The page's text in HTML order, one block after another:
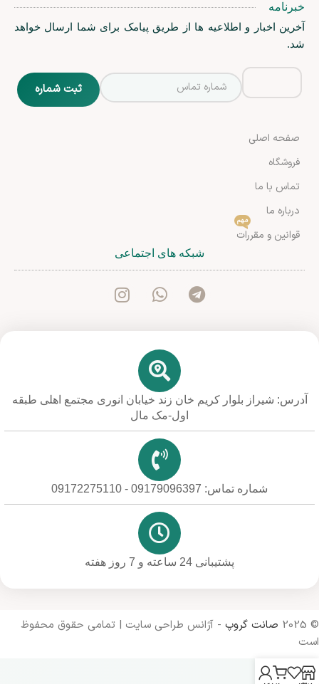
خبرنامه
آخرین اخبار و اطلاعیه ها از طریق پیامک برای شما ارسال خواهد
شد.
صفحه اصلی
فروشگاه
تماس با ما
درباره ما
قوانین و مقررات
مهم
شبکه های اجتماعی
آدرس: شیراز بلوار کریم خان زند خیابان انوری مجتمع اهلی طبقه
اول-مک مال
شماره تماس: 09179096397 - 09172275110
پشتیبانی 24 ساعته و 7 روز هفته
© 2025 صانت گروپ - آژانس طراحی سایت | تمامی حقوق محفوظ
است